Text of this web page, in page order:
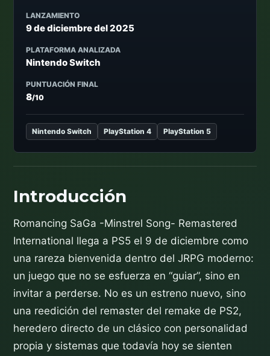
LANZAMIENTO
9 de diciembre del 2025
PLATAFORMA ANALIZADA
Nintendo Switch
PUNTUACIÓN FINAL
8/10
Nintendo Switch PlayStation 4 PlayStation 5
Introducción
Romancing SaGa -Minstrel Song- Remastered
International llega a PS5 el 9 de diciembre como
una rareza bienvenida dentro del JRPG moderno:
un juego que no se esfuerza en “guiar”, sino en
invitar a perderse. No es un estreno nuevo, sino
una reedición del remaster del remake de PS2,
heredero directo de un clásico con personalidad
propia y sistemas que todavía hoy se sienten